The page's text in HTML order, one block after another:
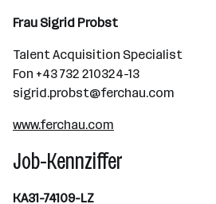
Frau Sigrid Probst
Talent Acquisition Specialist
Fon +43 732 210324-13
sigrid.probst@ferchau.com
www.ferchau.com
Job-Kennziffer
KA31-74109-LZ